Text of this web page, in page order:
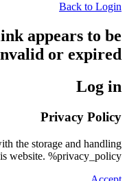
Back to Login
appears to be
or expired.
Log in
Privacy Policy
the storage and handling
website. %privacy_policy%